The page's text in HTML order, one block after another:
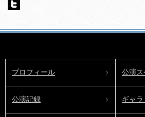
プロフィール 公演
公演記録 ギャラ